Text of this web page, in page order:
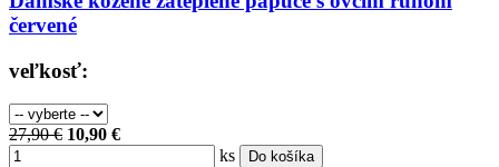
červené
veľkosť:
27,90 € 10,90 €
ks
Do košíka